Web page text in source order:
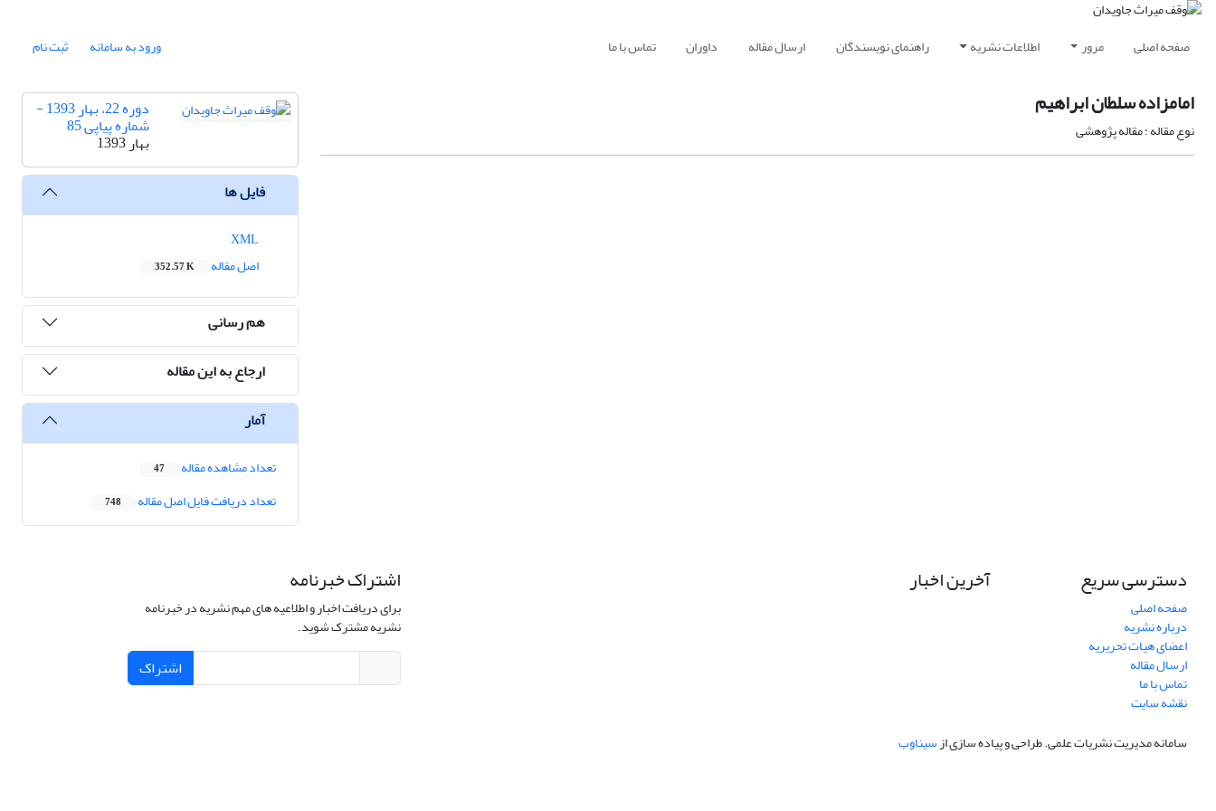
صفحه اصلی مرور اطلاعات نشریه راهنمای نویسندگان ارسال مقاله داوران تماس با ما ورود به سامانه ثبت نام
امامزاده سلطان ابراهیم
نوع مقاله : مقاله پژوهشی
دوره 22، بهار 1393 -
شماره پیاپی 85
بهار 1393
فایل ها
اصل مقاله
352.57 K
هم رسانی
ارجاع به این مقاله
آمار
تعداد مشاهده مقاله 47
تعداد دریافت فایل اصل مقاله 748
دسترسی سریع
صفحه اصلی
درباره نشریه
اعضای هیات تحریریه
ارسال مقاله
تماس با ما
نقشه سایت
آخرین اخبار اشتراک خبرنامه
برای دریافت اخبار و اطلاعیه های مهم نشریه در خبرنامه
نشریه مشترک شوید.
اشتراک
سامانه مدیریت نشریات علمی.طراحی و پیاده سازی ازسیناوب